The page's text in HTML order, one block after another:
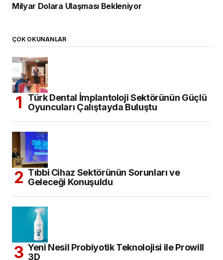
Milyar Dolara Ulaşması Bekleniyor
ÇOK OKUNANLAR
Türk Dental İmplantoloji Sektörünün Güçlü
Oyuncuları Çalıştayda Buluştu
Tıbbi Cihaz Sektörünün Sorunları ve
Geleceği Konuşuldu
Yeni Nesil Probiyotik Teknolojisi ile Prowill
3D